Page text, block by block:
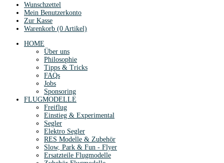
Wunschzettel
Mein Benutzerkonto
Zur Kasse
Warenkorb (0 Artikel)
HOME
Über uns
Philosophie
Tipps & Tricks
FAQs
Jobs
Sponsoring
FLUGMODELLE
Freiflug
Einstieg & Experimental
Segler
Elektro Segler
RES Modelle & Zubehör
Slow, Park & Fun - Flyer
Ersatzteile Flugmodelle